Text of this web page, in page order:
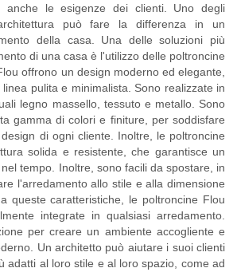
anche le esigenze dei clienti. Uno degli
può fare la differenza in un
della casa. Una delle soluzioni più
di una casa è l'utilizzo delle poltroncine
offrono un design moderno ed elegante,
pulita e minimalista. Sono realizzate in
legno massello, tessuto e metallo. Sono
gamma di colori e finiture, per soddisfare
di ogni cliente. Inoltre, le poltroncine
solida e resistente, che garantisce un
tempo. Inoltre, sono facili da spostare, in
l'arredamento allo stile e alla dimensione
queste caratteristiche, le poltroncine Flou
integrate in qualsiasi arredamento.
per creare un ambiente accogliente e
Un architetto può aiutare i suoi clienti
adatti al loro stile e al loro spazio, come ad